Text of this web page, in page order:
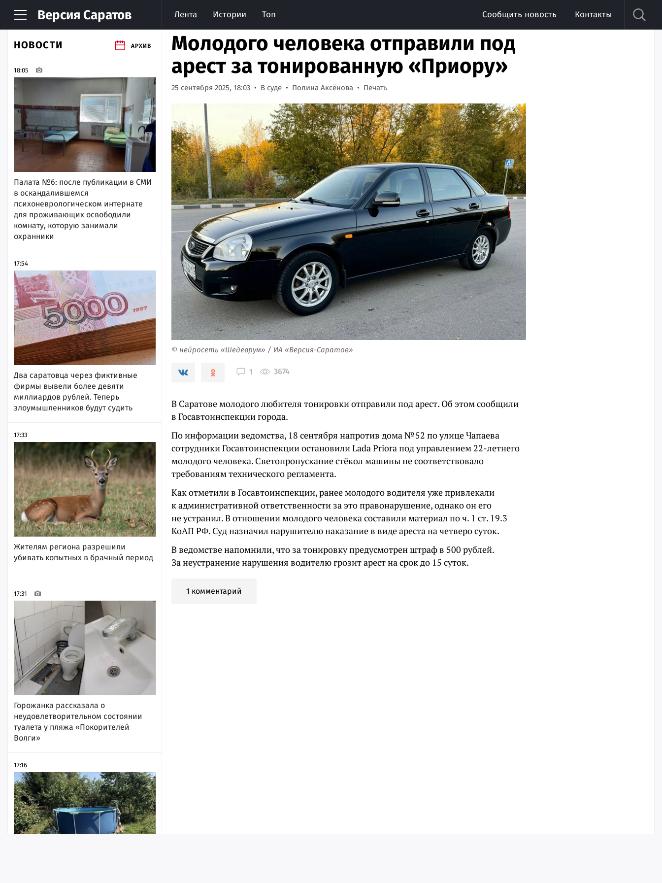
Версия Саратов Лента Истории Топ Сообщить новость Контакты
НОВОСТИ АРХИВ
18:05
Палата №6: после публикации в СМИ
в оскандалившемся
психоневрологическом интернате
для проживающих освободили
комнату, которую занимали
охранники
17:54
Два саратовца через фиктивные
фирмы вывели более девяти
миллиардов рублей. Теперь
злоумышленников будут судить
17:33
Жителям региона разрешили
убивать копытных в брачный период
17:31
Горожанка рассказала о
неудовлетворительном состоянии
туалета у пляжа «Покорителей
Волги»
17:16
Молодого человека отправили под
арест за тонированную «Приору»
25 сентября 2025, 18:03 В суде Полина Аксёнова Печать
© нейросеть «Шедеврум» / ИА «Версия-Саратов»
1 3674
В Саратове молодого любителя тонировки отправили под арест. Об этом сообщили
в Госавтоинспекции города.
По информации ведомства, 18 сентября напротив дома № 52 по улице Чапаева
сотрудники Госавтоинспекции остановили Lada Priora под управлением 22-летнего
молодого человека. Светопропускание стёкол машины не соответствовало
требованиям технического регламента.
Как отметили в Госавтоинспекции, ранее молодого водителя уже привлекали
к административной ответственности за это правонарушение, однако он его
не устранил. В отношении молодого человека составили материал по ч. 1 ст. 19.3
КоАП РФ. Суд назначил нарушителю наказание в виде ареста на четверо суток.
В ведомстве напомнили, что за тонировку предусмотрен штраф в 500 рублей.
За неустранение нарушения водителю грозит арест на срок до 15 суток.
1 комментарий